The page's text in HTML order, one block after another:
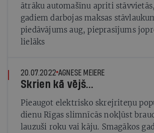
ātrāku automašīnu apriti
gadiem darbojas maksas
piedāvājums aug, pieprasījums
lielāks
20.07.2022 AGNESE MEIERE
Skrien kā vējš…
Pieaugot elektrisko skrejriteņu
dienu Rīgas slimnīcās nokļūst
lauzuši roku vai kāju. Smagākos